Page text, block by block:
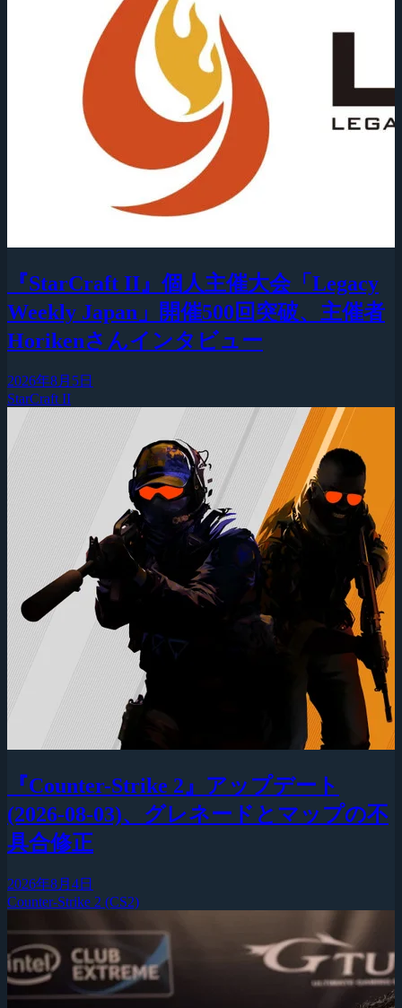
『StarCraft II』個人主催大会「Legacy
Weekly Japan」開催500回突破、主催者
Horikenさんインタビュー
2026年8月5日
StarCraft II
『Counter-Strike 2』アップデート
(2026-08-03)、グレネードとマップの不
具合修正
2026年8月4日
Counter-Strike 2 (CS2)